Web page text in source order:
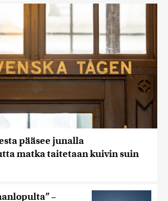
pääsee junalla
matka taitetaan kuivin suin
–